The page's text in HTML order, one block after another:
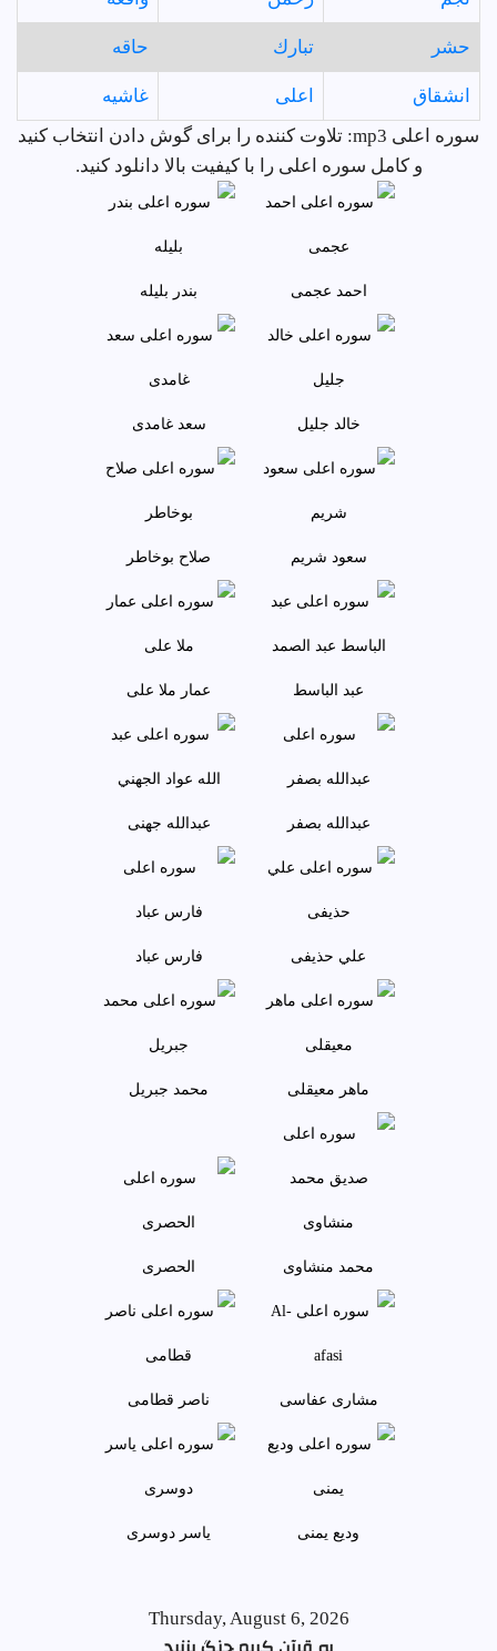
حشر تبارك حاقه
انشقاق اعلى
غاشيه
سوره اعلى mp3: تلاوت کننده را برای گوش دادن انتخاب کنید
و کامل سوره اعلى را با کیفیت بالا دانلود کنید.
احمد عجمى بندر بليله
خالد جليل سعد غامدی
سعود شريم صلاح بوخاطر
عبد الباسط عمار ملا علی
عبدالله بصفر عبدالله جهنی
علي حذيفی فارس عباد
ماهر معيقلی محمد جبريل
محمد منشاوی الحصری
مشاری عفاسی ناصر قطامی
وديع يمنی ياسر دوسری
Thursday, August 6, 2026